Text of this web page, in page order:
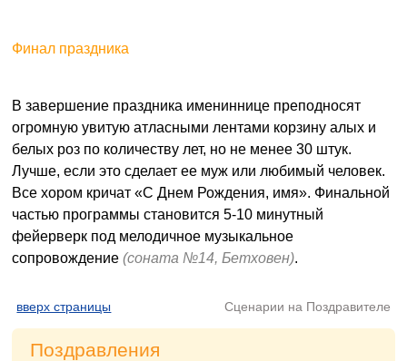
Финал праздника
В завершение праздника имениннице преподносят
огромную увитую атласными лентами корзину алых и
белых роз по количеству лет, но не менее 30 штук.
Лучше, если это сделает ее муж или любимый человек.
Все хором кричат «С Днем Рождения, имя». Финальной
частью программы становится 5-10 минутный
фейерверк под мелодичное музыкальное
сопровождение(соната №14, Бетховен).
вверх страницы Сценарии на Поздравителе
Поздравления